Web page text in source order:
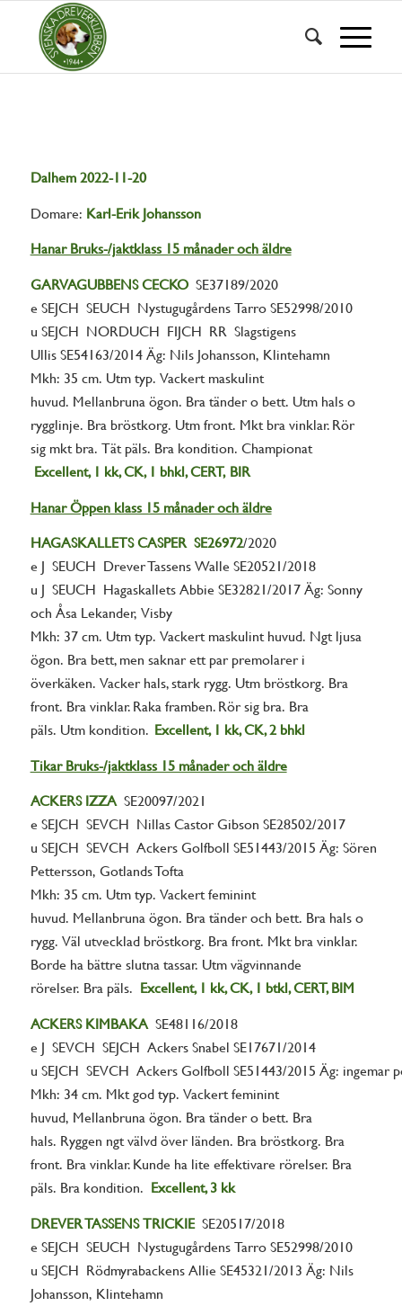
Dalhem 2022-11-20
Domare: Karl-Erik Johansson
Hanar Bruks-/jaktklass 15 månader och äldre
GARVAGUBBENSCECKOSE37189/2020
e SEJCH SEUCH Nystugugårdens Tarro SE52998/2010
u SEJCH NORDUCH FIJCH RR Slagstigens
Ullis SE54163/2014 Äg: Nils Johansson, Klintehamn
Mkh: 35 cm. Utm typ. Vackert maskulint
huvud. Mellanbruna ögon. Bra tänder o bett. Utm hals o
rygglinje. Bra bröstkorg. Utm front. Mkt bra vinklar. Rör
sig mkt bra. Tät päls. Bra kondition. Championat
Excellent, 1 kk, CK, 1 bhkl, CERT, BIR
Hanar Öppen klass 15 månader och äldre
HAGASKALLETS CASPER SE26972/2020
e J SEUCH Drever Tassens Walle SE20521/2018
u J SEUCH Hagaskallets Abbie SE32821/2017 Äg: Sonny
och Åsa Lekander, Visby
Mkh: 37 cm. Utm typ. Vackert maskulint huvud. Ngt ljusa
ögon. Bra bett, men saknar ett par premolarer i
överkäken. Vacker hals, stark rygg. Utm bröstkorg. Bra
front. Bra vinklar. Raka framben. Rör sig bra. Bra
päls. Utm kondition. Excellent, 1 kk, CK, 2 bhkl
Tikar Bruks-/jaktklass 15 månader och äldre
ACKERSIZZASE20097/2021
e SEJCH SEVCH Nillas Castor Gibson SE28502/2017
u SEJCH SEVCH Ackers Golfboll SE51443/2015 Äg: Sören
Pettersson, Gotlands Tofta
Mkh: 35 cm. Utm typ. Vackert feminint
huvud. Mellanbruna ögon. Bra tänder och bett. Bra hals o
rygg. Väl utvecklad bröstkorg. Bra front. Mkt bra vinklar.
Borde ha bättre slutna tassar. Utm vägvinnande
rörelser. Bra päls. Excellent, 1 kk, CK, 1 btkl, CERT, BIM
ACKERSKIMBAKASE48116/2018
e J SEVCH SEJCH Ackers Snabel SE17671/2014
u SEJCH SEVCH Ackers Golfboll SE51443/2015 Äg: ingemar
Mkh: 34 cm. Mkt god typ. Vackert feminint
huvud, Mellanbruna ögon. Bra tänder o bett. Bra
hals. Ryggen ngt välvd över länden. Bra bröstkorg. Bra
front. Bra vinklar. Kunde ha lite effektivare rörelser. Bra
päls. Bra kondition. Excellent, 3 kk
DREVER TASSENS TRICKIESE20517/2018
e SEJCH SEUCH Nystugugårdens Tarro SE52998/2010
u SEJCH Rödmyrabackens Allie SE45321/2013 Äg: Nils
Johansson, Klintehamn